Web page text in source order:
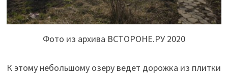
Фото из архива ВСТОРОНЕ.РУ 2020
К этому небольшому озеру ведет дорожка из плитки